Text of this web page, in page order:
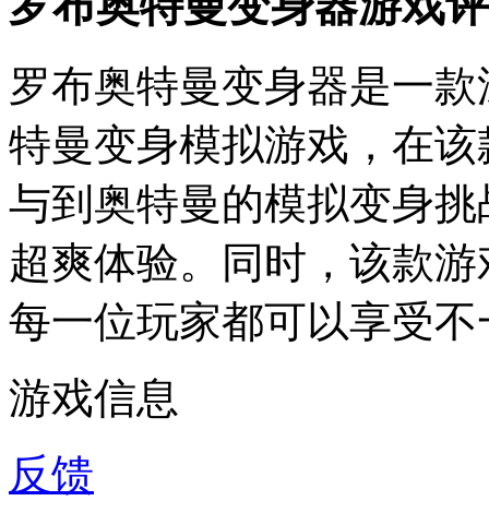
罗布奥特曼变身器是一
特曼变身模拟游戏，在
与到奥特曼的模拟变身
超爽体验。同时，该款
每一位玩家都可以享受
游戏信息
反馈